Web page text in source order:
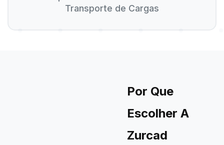
Transporte de Cargas
Por Que
Escolher A
Zurcad